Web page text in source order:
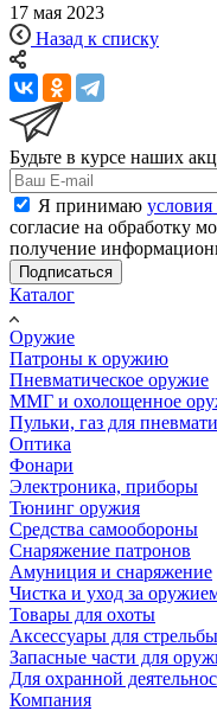
17 мая 2023
Назад к списку
Будьте в курсе наших
Я принимаю условия
согласие на обработку
получение
Подписаться
Каталог
Оружие
Патроны к оружию
Пневматическое оружие
ММГ и охолощенное
Пульки, газ для
Оптика
Фонари
Электроника, приборы
Тюнинг оружия
Средства самообороны
Снаряжение патронов
Амуниция и снаряжение
Чистка и уход за
Товары для охоты
Аксессуары для стрельбы
Запасные части для
Для охранной
Компания